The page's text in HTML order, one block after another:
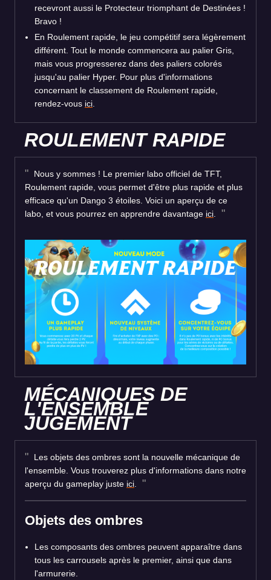
recevront aussi le Protecteur triomphant de Destinées !
Bravo !
En Roulement rapide, le jeu compétitif sera légèrement
différent. Tout le monde commencera au palier Gris,
mais vous progresserez dans des paliers colorés
jusqu'au palier Hyper. Pour plus d'informations
concernant le classement de Roulement rapide,
rendez-vous ici
ROULEMENT RAPIDE
Nous y sommes ! Le premier labo officiel de TFT,
Roulement rapide, vous permet d'être plus rapide et plus
efficace qu'un Dango 3 étoiles. Voici un aperçu de ce
labo, et vous pourrez en apprendre davantage ici
MÉCANIQUES DE
L'ENSEMBLE
JUGEMENT
Les objets des ombres sont la nouvelle mécanique de
l'ensemble. Vous trouverez plus d'informations dans notre
aperçu du gameplay juste ici
Objets des ombres
Les composants des ombres peuvent apparaître dans
tous les carrousels après le premier, ainsi que dans
l'armurerie.